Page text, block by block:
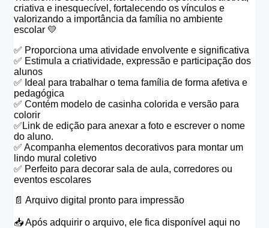
criativa e inesquecível, fortalecendo os vínculos e
valorizando a importância da família no ambiente
escolar 💛
✅️ Proporciona uma atividade envolvente e significativa
✅️ Estimula a criatividade, expressão e participação dos
alunos
✅️ Ideal para trabalhar o tema família de forma afetiva e
pedagógica
✅️ Contém modelo de casinha colorida e versão para
colorir
✅️Link de edição para anexar a foto e escrever o nome
do aluno.
✅️ Acompanha elementos decorativos para montar um
lindo mural coletivo
✅️ Perfeito para decorar sala de aula, corredores ou
eventos escolares
📄 Arquivo digital pronto para impressão
📥 Após adquirir o arquivo, ele fica disponível aqui no